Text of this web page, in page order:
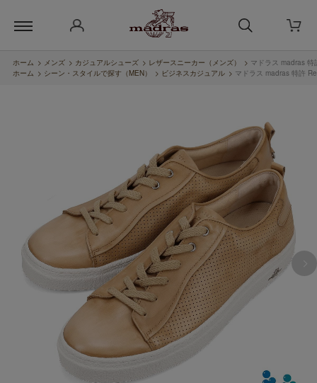
ホーム > メンズ > カジュアルシューズ > レザースニーカー（メンズ） > マドラス madras
ホーム > シーン・スタイルで探す（MEN） > ビジネスカジュアル > マドラス madras 特許